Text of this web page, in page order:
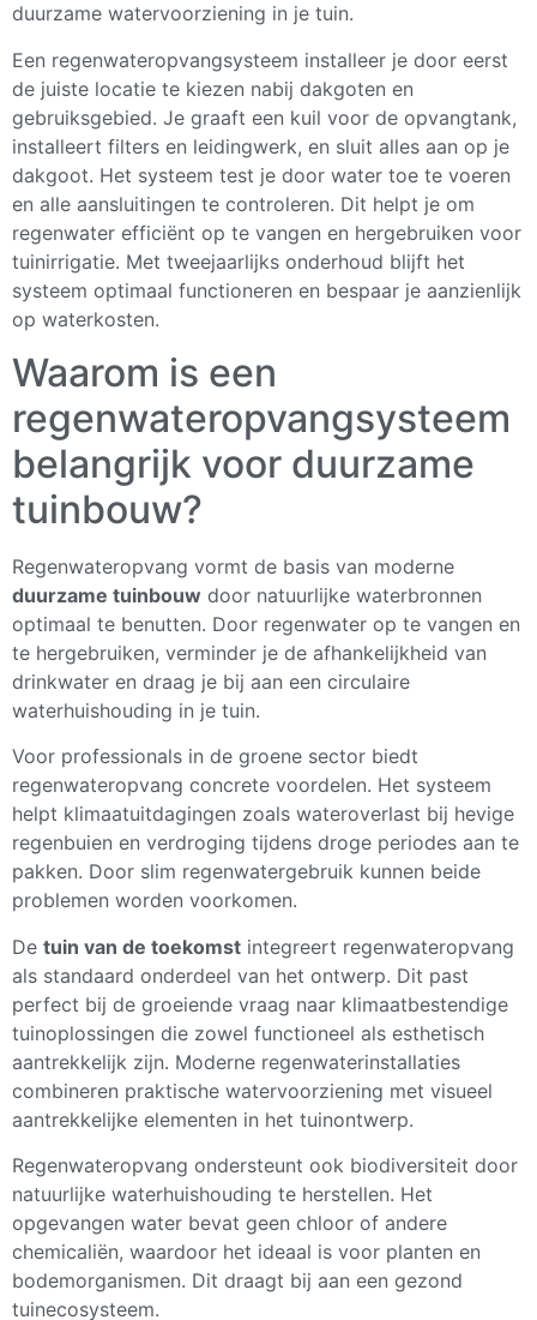
duurzame watervoorziening in je tuin.
Een regenwateropvangsysteem installeer je door eerst
de juiste locatie te kiezen nabij dakgoten en
gebruiksgebied. Je graaft een kuil voor de opvangtank,
installeert filters en leidingwerk, en sluit alles aan op je
dakgoot. Het systeem test je door water toe te voeren
en alle aansluitingen te controleren. Dit helpt je om
regenwater efficiënt op te vangen en hergebruiken voor
tuinirrigatie. Met tweejaarlijks onderhoud blijft het
systeem optimaal functioneren en bespaar je aanzienlijk
op waterkosten.
Waarom is een
regenwateropvangsysteem
belangrijk voor duurzame
tuinbouw?
Regenwateropvang vormt de basis van moderne
duurzame tuinbouw door natuurlijke waterbronnen
optimaal te benutten. Door regenwater op te vangen en
te hergebruiken, verminder je de afhankelijkheid van
drinkwater en draag je bij aan een circulaire
waterhuishouding in je tuin.
Voor professionals in de groene sector biedt
regenwateropvang concrete voordelen. Het systeem
helpt klimaatuitdagingen zoals wateroverlast bij hevige
regenbuien en verdroging tijdens droge periodes aan te
pakken. Door slim regenwatergebruik kunnen beide
problemen worden voorkomen.
De tuin van de toekomst integreert regenwateropvang
als standaard onderdeel van het ontwerp. Dit past
perfect bij de groeiende vraag naar klimaatbestendige
tuinoplossingen die zowel functioneel als esthetisch
aantrekkelijk zijn. Moderne regenwaterinstallaties
combineren praktische watervoorziening met visueel
aantrekkelijke elementen in het tuinontwerp.
Regenwateropvang ondersteunt ook biodiversiteit door
natuurlijke waterhuishouding te herstellen. Het
opgevangen water bevat geen chloor of andere
chemicaliën, waardoor het ideaal is voor planten en
bodemorganismen. Dit draagt bij aan een gezond
tuinecosysteem.